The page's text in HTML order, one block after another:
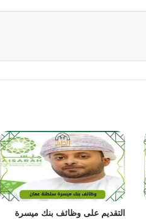
التقديم على وظائف بنك ميسرة